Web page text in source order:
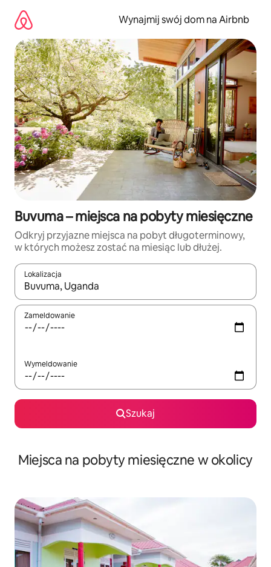
treści
Wynajmij swój dom na Airbnb
Buvuma – miejsca na pobyty miesięczne
Odkryj przyjazne miejsca na pobyt długoterminowy,
w których możesz zostać na miesiąc lub dłużej.
Lokalizacja
Gdy wyniki będą dostępne, możesz poruszać się po nich za
Zameldowanie
Wymeldowanie
Szukaj
Miejsca na pobyty miesięczne w okolicy